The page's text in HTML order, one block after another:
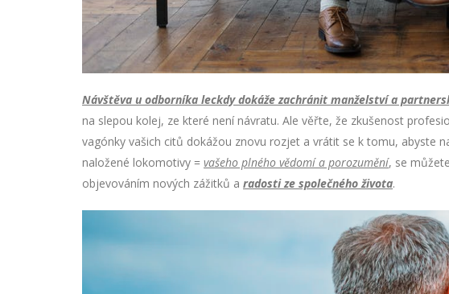
Návštěva u odborníka leckdy dokáže zachránit manželství a
na slepou kolej, ze které není návratu. Ale věřte, že zkušenost
vagónky vašich citů dokážou znovu rozjet a vrátit se k tomu, abyste
naložené lokomotivy = vašeho plného vědomí a porozumění, se
objevováním nových zážitků a radosti ze společného života.